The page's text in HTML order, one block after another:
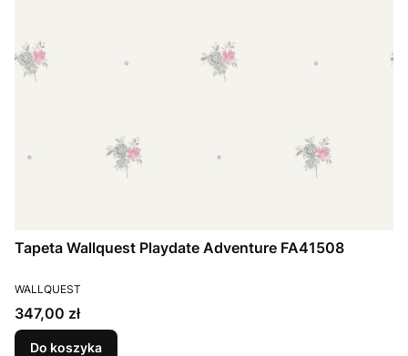
Tapeta Wallquest Playdate Adventure FA41508
PRODUCENT
WALLQUEST
Cena
347,00 zł
Do koszyka